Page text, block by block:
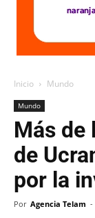
Inicio Mundo
Mundo
Más de
de
por la
Por Agencia Telam -